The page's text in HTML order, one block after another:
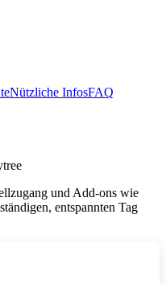
Nützliche InfosFAQ
und Add‑ons wie
entspannten Tag